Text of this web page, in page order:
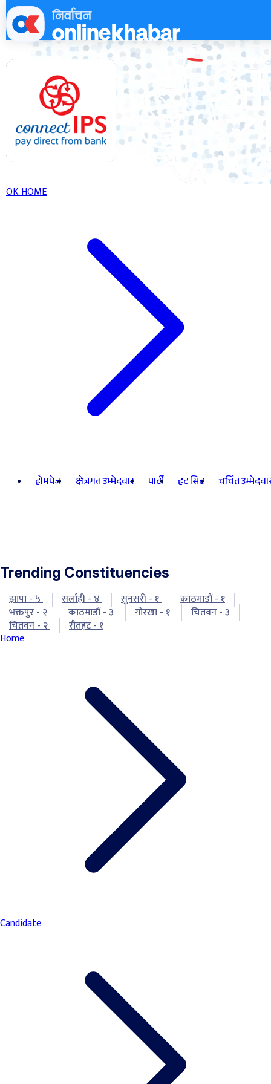
Skip
to
content
OK HOME
होमपेज क्षेत्रगत उम्मेदवार पार्टी हट सिट चर्चित
Trending Constituencies
झापा - ५ सर्लाही - ४ सुनसरी - १
काठमाडौं - १
भक्तपुर - २
काठमाडौं - ३ गोरखा - १
चितवन - ३
चितवन - २
रौतहट - १
Home
Candidate